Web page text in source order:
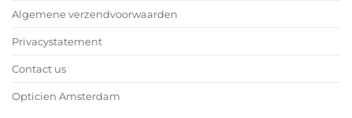
Algemene verzendvoorwaarden
Privacystatement
Contact us
Opticien Amsterdam